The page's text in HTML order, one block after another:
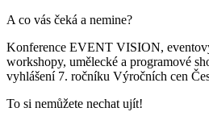
A co vás čeká a nemine?
Konference EVENT VISION,
workshopy, umělecké a programové
vyhlášení 7. ročníku Výročních cen
To si nemůžete nechat ujít!